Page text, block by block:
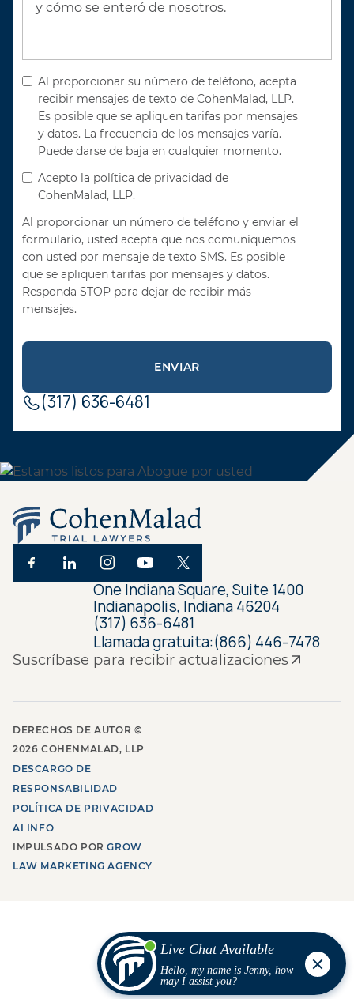
Al proporcionar su número de teléfono, acepta
recibir mensajes de texto de CohenMalad, LLP.
Es posible que se apliquen tarifas por mensajes
y datos. La frecuencia de los mensajes varía.
Puede darse de baja en cualquier momento.
Acepto la política de privacidad de
CohenMalad, LLP.
Al proporcionar un número de teléfono y enviar el
formulario, usted acepta que nos comuniquemos
con usted por mensaje de texto SMS. Es posible
que se apliquen tarifas por mensajes y datos.
Responda STOP para dejar de recibir más
mensajes.
(317) 636-6481
Suscríbase para recibir actualizaciones
One Indiana Square, Suite 1400
Indianapolis, Indiana 46204
(317) 636-6481
Llamada gratuita:(866) 446-7478
DERECHOS DE AUTOR ©
2026 COHENMALAD, LLP
DESCARGO DE
RESPONSABILIDAD
POLÍTICA DE PRIVACIDAD
AI INFO
IMPULSADO PORGROW
LAW MARKETING AGENCY